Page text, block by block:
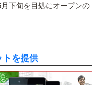
下旬を目処にオープンの
トを提供